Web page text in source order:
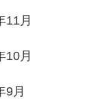
11月
10月
9月